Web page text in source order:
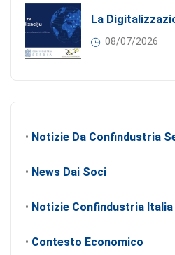
08/07/2026
• Notizie Da Confindustria
• News Dai Soci
• Notizie Confindustria Italia
• Contesto Economico